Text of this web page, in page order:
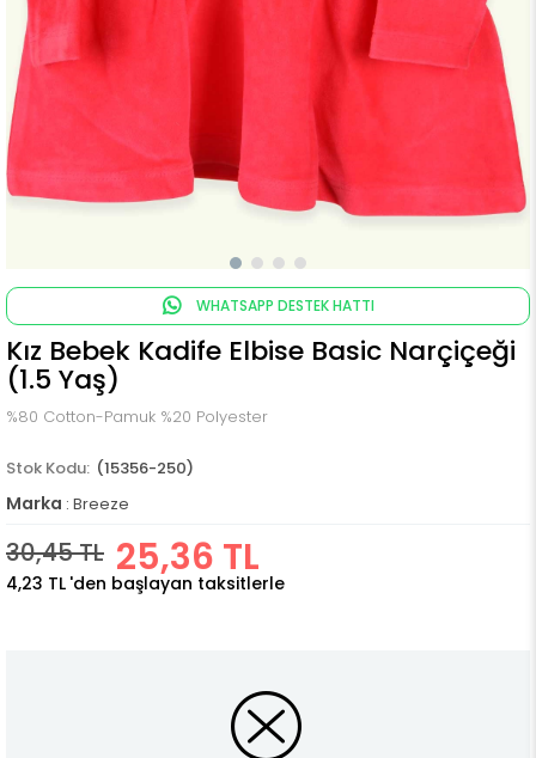
WHATSAPP DESTEK HATTI
Kız Bebek Kadife Elbise Basic Narçiçeği
(1.5 Yaş)
%80 Cotton-Pamuk %20 Polyester
(15356-250)
Marka : Breeze
30,45 TL 25,36 TL
4,23 TL 'den başlayan taksitlerle